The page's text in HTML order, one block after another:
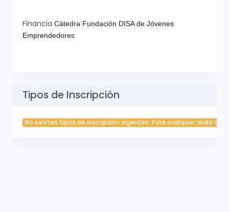
Financia Cátedra Fundación DISA de Jóvenes
Emprendedores
Tipos de Inscripción
No existen tipos de inscripción vigentes. Para cualquier duda